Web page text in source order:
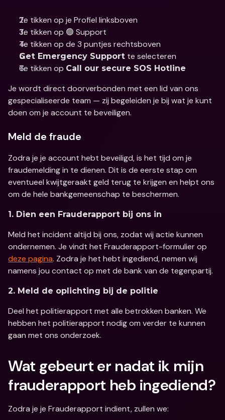
Te tikken op je Profiel linksboven
Te tikken op 🟢 Support
Te tikken op de 3 puntjes rechtsboven
Get Emergency Support te selecteren
Te tikken op Call our secure SOS Hotline
Je wordt direct doorverbonden met een lid van ons
gespecialiseerde team — zij begeleiden je bij wat je kunt
doen om je account te beveiligen.
Meld de fraude
Zodra je je account hebt beveiligd, is het tijd om je
fraudemelding in te dienen. Dit is de eerste stap om
eventueel kwijtgeraakt geld terug te krijgen en helpt ons
om de hele bankgemeenschap te beschermen.
1. Dien een Frauderapport bij ons in
Meld het incident altijd bij ons, zodat wij actie kunnen
deze pagina. Zodra je het hebt ingediend, nemen wij
namens jou contact op met de bank van de tegenpartij.
2. Meld de oplichting bij de politie
Deel het politierapport met alle betrokken banken. We
hebben het politierapport nodig om verder te kunnen
gaan met ons onderzoek.
Wat gebeurt er nadat ik mijn
frauderapport heb ingediend?
Zodra je je Frauderapport indient, zullen we: